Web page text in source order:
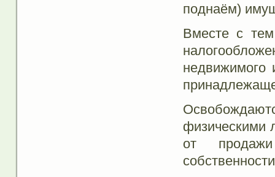
поднаём)
Вместе с
недвижимого
физическими
от